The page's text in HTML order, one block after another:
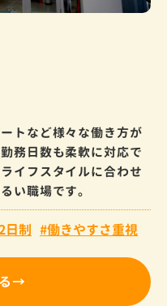
トなど様々な働き方が
務日数も柔軟に対応で
イフスタイルに合わせ
い職場です。
日制 働きやすさ重視